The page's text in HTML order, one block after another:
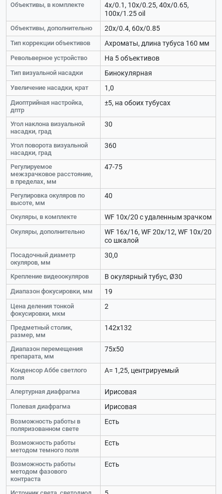
Объективы, в комплекте
4x/0.1, 10x/0.25, 40x/0.65,
100x/1.25 oil
Объективы, дополнительно 20х/0.4, 60х/0.85
Тип коррекции объективов Ахроматы, длина тубуса 160 мм
Револьверное устройство На 5 объективов
Тип визуальной насадки Бинокулярная
Увеличение насадки, крат 1,0
Диоптрийная настройка,
дптр
±5, на обоих тубусах
Угол наклона визуальной
насадки, град
30
Угол поворота визуальной
насадки, град
360
Регулируемое
межзрачковое расстояние,
в пределах, мм
47-75
Регулировка окуляров по
высоте, мм
40
Окуляры, в комплекте WF 10х/20 с удаленным зрачком
Окуляры, дополнительно
WF 16х/16, WF 20х/12, WF 10х/20
со шкалой
Посадочный диаметр
окуляров, мм
30,0
Крепление видеоокуляров В окулярный тубус, Ø30
Диапазон фокусировки, мм 19
Цена деления тонкой
фокусировки, мкм
2
Предметный столик,
размер, мм
142х132
Диапазон перемещения
препарата, мм
75х50
Конденсор Аббе светлого
поля
А= 1,25, центрируемый
Апертурная диафрагма Ирисовая
Полевая диафрагма Ирисовая
Возможность работы в
поляризованном свете
Есть
Возможность работы
методом темного поля
Есть
Возможность работы
методом фазового
контраста
Есть